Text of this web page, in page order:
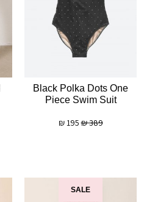
Black Polka Dots One
Piece Swim Suit
389
₪
195
₪
SALE